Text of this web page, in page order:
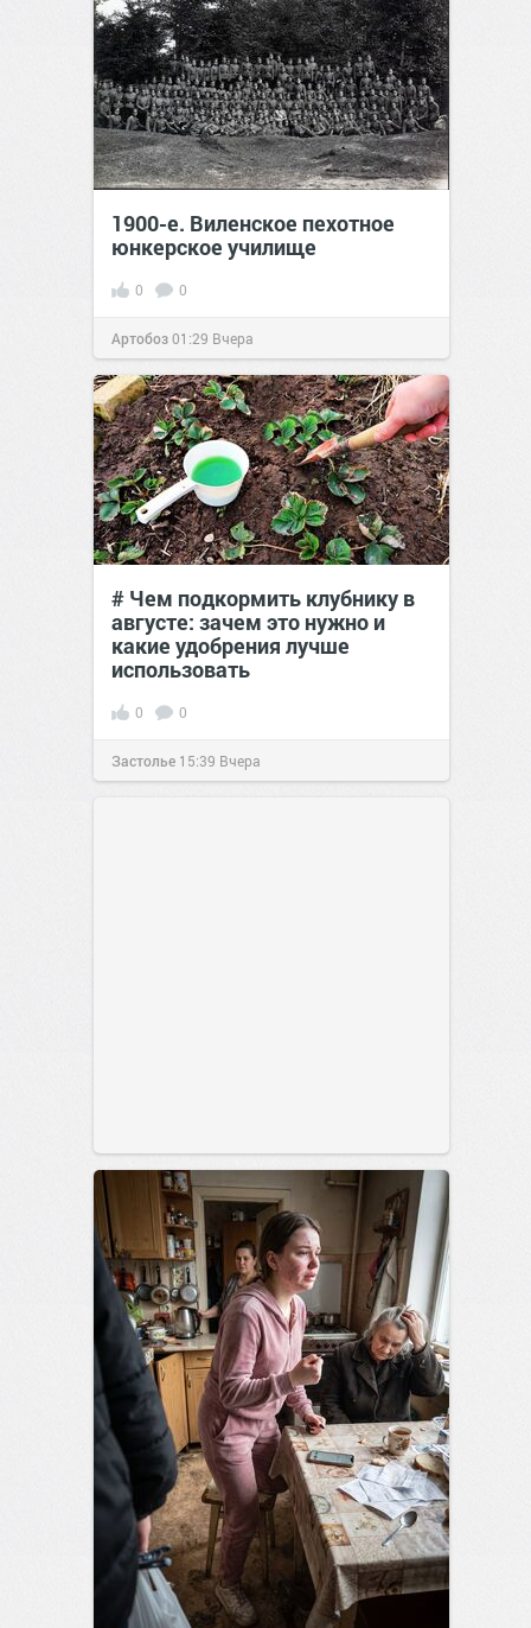
1900-е. Виленское пехотное
юнкерское училище
0 0
Артобоз01:29 Вчера
# Чем подкормить клубнику в
августе: зачем это нужно и
какие удобрения лучше
использовать
0 0
Застолье 15:39 Вчера